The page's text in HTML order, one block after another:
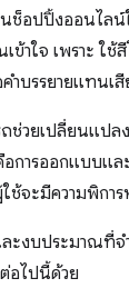
ช็อปปิ้งออนไ
าใจ เพราะ ใ
ำบรรยายแทนเ
วยเปลี่ยนแปล
อการออกแบบแ
จะมีความพิการ
งบประมาณที่จ
อไปนี้ด้วย